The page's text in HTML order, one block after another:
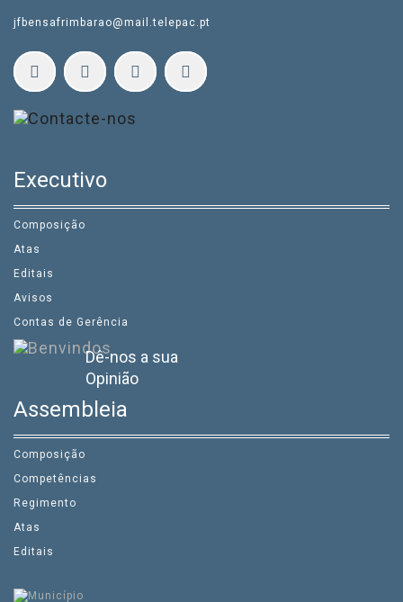
jfbensafrimbarao@mail.telepac.pt
Executivo
Composição
Atas
Editais
Avisos
Contas de Gerência
Dê-nos a sua
Opinião
Assembleia
Composição
Competências
Regimento
Atas
Editais